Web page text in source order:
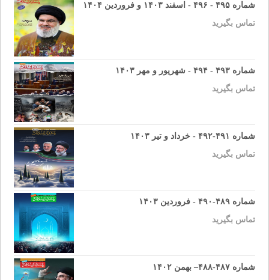
شماره ۴۹۵ - ۴۹۶ - اسفند ۱۴۰۳ و فروردین ۱۴۰۴
تماس بگیرید
شماره ۴۹۳ - ۴۹۴ - شهریور و مهر ۱۴۰۳
تماس بگیرید
شماره ۴۹۱-۴۹۲ - خرداد و تیر ۱۴۰۳
تماس بگیرید
شماره ۴۸۹-۴۹۰ - فروردین ۱۴۰۳
تماس بگیرید
شماره ۴۸۷-۴۸۸– بهمن ۱۴۰۲